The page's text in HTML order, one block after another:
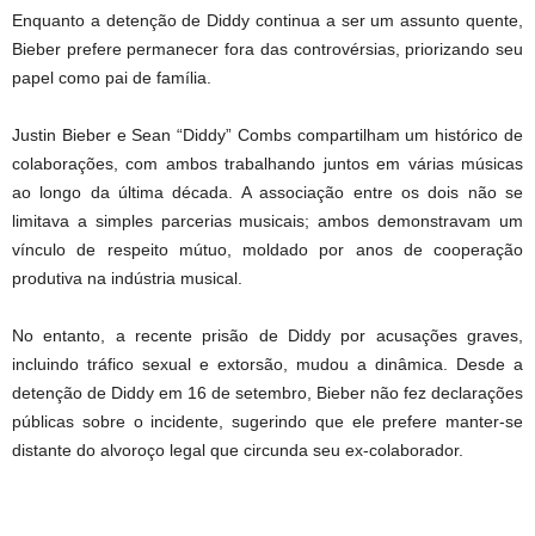
Enquanto a detenção de Diddy continua a ser um assunto quente,
Bieber prefere permanecer fora das controvérsias, priorizando seu
papel como pai de família.
Justin Bieber e Sean “Diddy” Combs compartilham um histórico de
colaborações, com ambos trabalhando juntos em várias músicas
ao longo da última década. A associação entre os dois não se
limitava a simples parcerias musicais; ambos demonstravam um
vínculo de respeito mútuo, moldado por anos de cooperação
produtiva na indústria musical.
No entanto, a recente prisão de Diddy por acusações graves,
incluindo tráfico sexual e extorsão, mudou a dinâmica. Desde a
detenção de Diddy em 16 de setembro, Bieber não fez declarações
públicas sobre o incidente, sugerindo que ele prefere manter-se
distante do alvoroço legal que circunda seu ex-colaborador.